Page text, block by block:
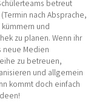
betreut
nach Absprache,
und
zu planen. Wenn ihr
neue Medien
zu betreuen,
und allgemein
kommt doch einfach